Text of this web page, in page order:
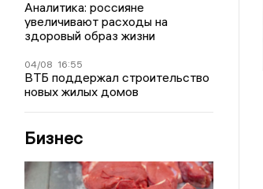
Аналитика: россияне
увеличивают расходы на
здоровый образ жизни
04/08 16:55
ВТБ поддержал строительство
новых жилых домов
Бизнес